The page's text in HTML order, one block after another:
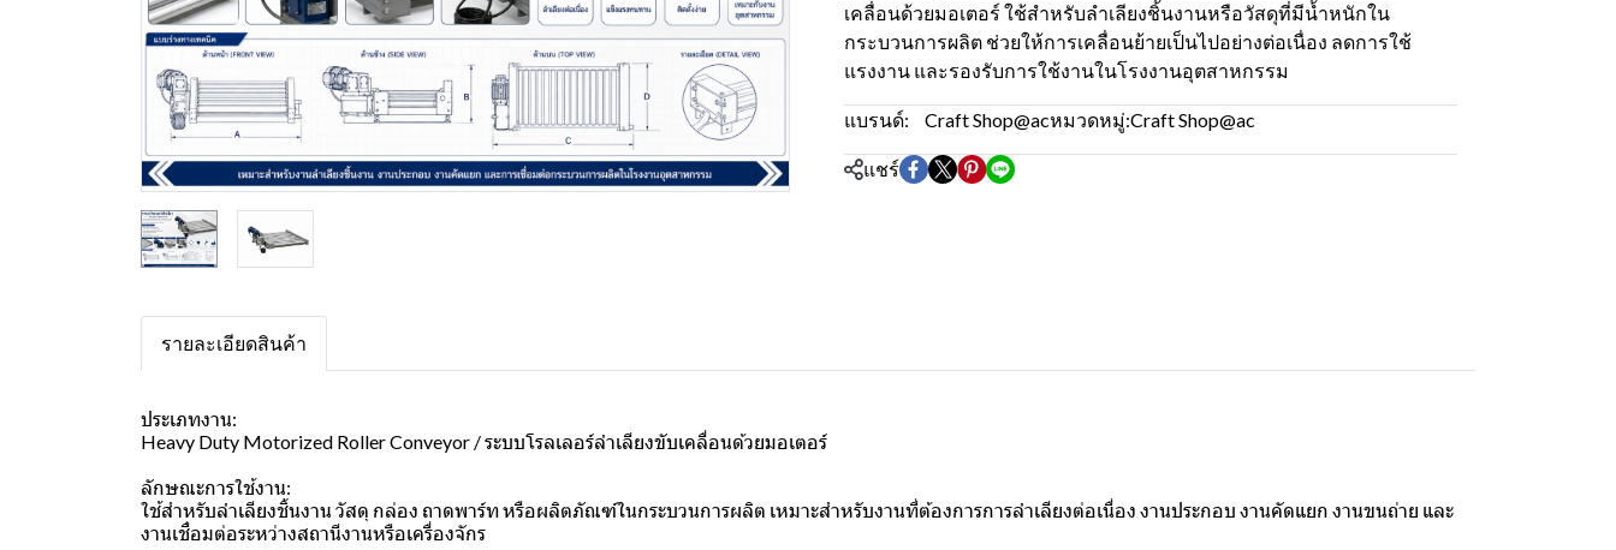
เคลื่อนด้วยมอเตอร์ ใช้สำหรับลำเลียงชิ้นงานหรือวัสดุที่มีน้ำหนักใน
กระบวนการผลิต ช่วยให้การเคลื่อนย้ายเป็นไปอย่างต่อเนื่อง ลดการใช้
แรงงาน และรองรับการใช้งานในโรงงานอุตสาหกรรม
แบรนด์: Craft Shop@acหมวดหมู่:Craft Shop@ac
แชร์
รายละเอียดสินค้า
ประเภทงาน:
Heavy Duty Motorized Roller Conveyor / ระบบโรลเลอร์ลำเลียงขับเคลื่อนด้วยมอเตอร์
ลักษณะการใช้งาน:
ใช้สำหรับลำเลียงชิ้นงาน วัสดุ กล่อง ถาดพาร์ท หรือผลิตภัณฑ์ในกระบวนการผลิต เหมาะสำหรับงานที่ต้องการการลำเลียงต่อเนื่อง งานประกอบ งานคัดแยก งานขนถ่าย และ
งานเชื่อมต่อระหว่างสถานีงานหรือเครื่องจักร